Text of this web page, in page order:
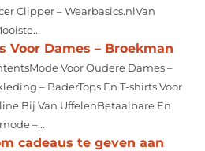
Clipper – Wearbasics.nlVan
Voor Dames – Broekman
Voor Oudere Dames –
– BaderTops En T-shirts Voor
Bij Van UffelenBetaalbare En
–...
cadeaus te geven aan